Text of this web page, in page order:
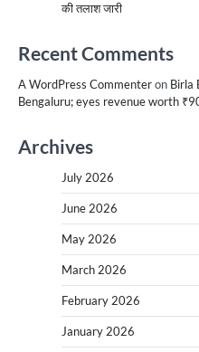
की तलाश जारी
Recent Comments
A WordPress Commenteron Birla
Bengaluru; eyes revenue worth
Archives
July 2026
June 2026
May 2026
March 2026
February 2026
January 2026